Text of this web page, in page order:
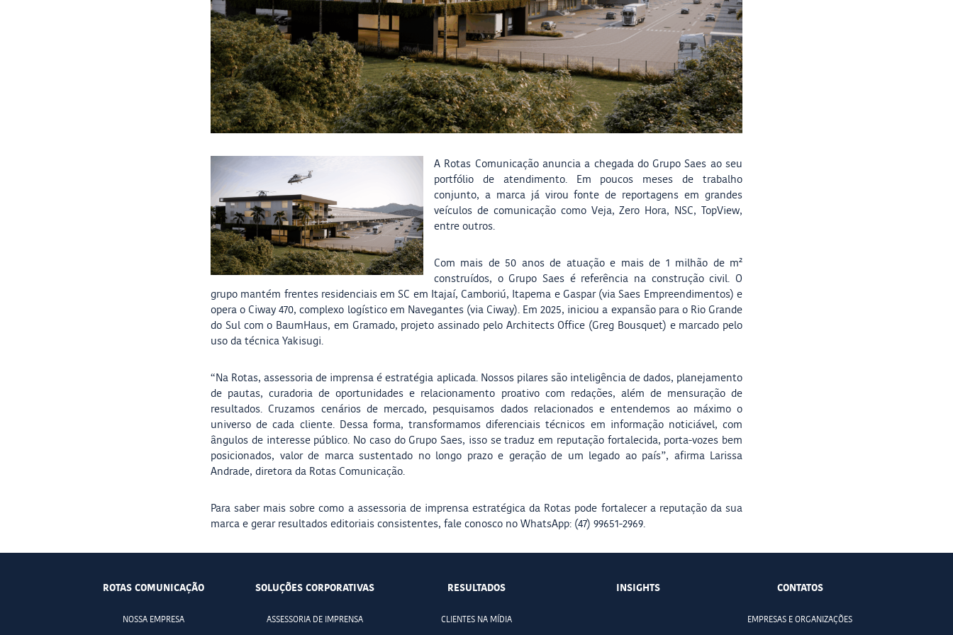
A Rotas Comunicação anuncia a chegada do Grupo Saes ao seu
portfólio de atendimento. Em poucos meses de trabalho
conjunto, a marca já virou fonte de reportagens em grandes
veículos de comunicação como Veja, Zero Hora, NSC, TopView,
entre outros.
Com mais de 50 anos de atuação e mais de 1 milhão de m²
construídos, o Grupo Saes é referência na construção civil. O
grupo mantém frentes residenciais em SC em Itajaí, Camboriú, Itapema e Gaspar (via Saes Empreendimentos) e
opera o Ciway 470, complexo logístico em Navegantes (via Ciway). Em 2025, iniciou a expansão para o Rio Grande
do Sul com o BaumHaus, em Gramado, projeto assinado pelo Architects Office (Greg Bousquet) e marcado pelo
uso da técnica Yakisugi.
“Na Rotas, assessoria de imprensa é estratégia aplicada. Nossos pilares são inteligência de dados, planejamento
de pautas, curadoria de oportunidades e relacionamento proativo com redações, além de mensuração de
resultados. Cruzamos cenários de mercado, pesquisamos dados relacionados e entendemos ao máximo o
universo de cada cliente. Dessa forma, transformamos diferenciais técnicos em informação noticiável, com
ângulos de interesse público. No caso do Grupo Saes, isso se traduz em reputação fortalecida, porta-vozes bem
posicionados, valor de marca sustentado no longo prazo e geração de um legado ao país”, afirma Larissa
Andrade, diretora da Rotas Comunicação.
Para saber mais sobre como a assessoria de imprensa estratégica da Rotas pode fortalecer a reputação da sua
marca e gerar resultados editoriais consistentes, fale conosco no WhatsApp: (47) 99651-2969.
ROTAS COMUNICAÇÃO
NOSSA EMPRESA
SOLUÇÕES CORPORATIVAS
ASSESSORIA DE IMPRENSA
RESULTADOS
CLIENTES NA MÍDIA
INSIGHTS CONTATOS
EMPRESAS E ORGANIZAÇÕES